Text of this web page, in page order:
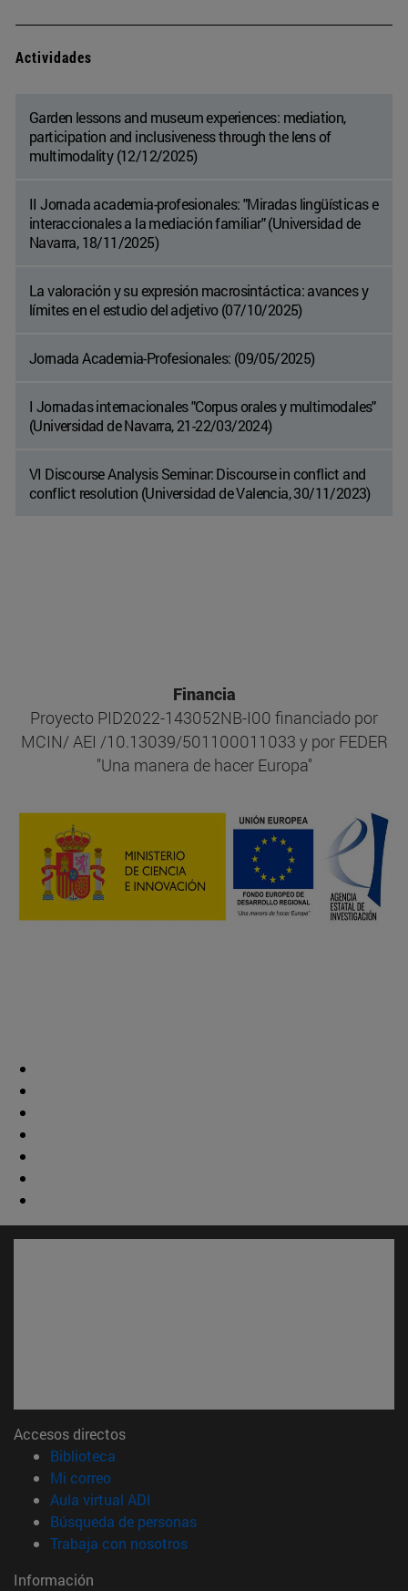
Actividades
Garden lessons and museum experiences: mediation,
participation and inclusiveness through the lens of
multimodality (12/12/2025)
II Jornada academia-profesionales: "Miradas lingüísticas e
interaccionales a la mediación familiar" (Universidad de
Navarra, 18/11/2025)
La valoración y su expresión macrosintáctica: avances y
límites en el estudio del adjetivo (07/10/2025)
Jornada Academia-Profesionales: (09/05/2025)
I Jornadas internacionales "Corpus orales y multimodales"
(Universidad de Navarra, 21-22/03/2024)
VI Discourse Analysis Seminar: Discourse in conflict and
conflict resolution (Universidad de Valencia, 30/11/2023)
Financia
Proyecto PID2022-143052NB-I00 financiado por
MCIN/ AEI /10.13039/501100011033 y por FEDER
"Una manera de hacer Europa"
Accesos directos
Biblioteca
Mi correo(abre en nueva ventana)
Aula virtual ADI
Búsqueda de personas(abre en nueva ventana)
Trabaja con nosotros(abre en nueva ventana)
Información